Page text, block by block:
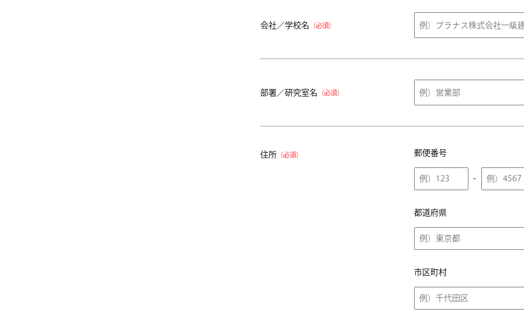
会社／学校名 （必須）
部署／研究室名 （必須）
住所（必須） 郵便番号
-
都道府県
市区町村